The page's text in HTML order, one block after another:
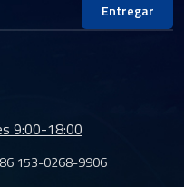
Entregar
9:00-18:00
86 153-0268-9906